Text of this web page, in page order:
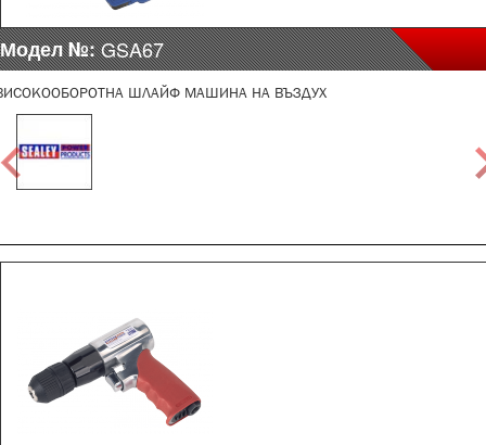
Модел №:GSA67
ШЛАЙФ МАШИНА НА ВЪЗДУХ